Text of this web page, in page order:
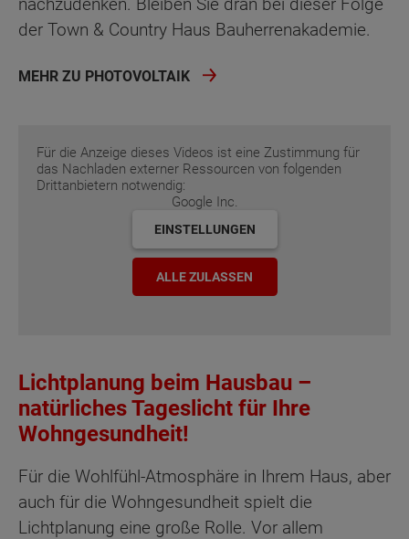
der Town & Country Haus Bauherrenakademie.
MEHR ZU PHOTOVOLTAIK
Für die Anzeige dieses Videos ist eine Zustimmung für
das Nachladen externer Ressourcen von folgenden
Drittanbietern notwendig:
Google Inc.
EINSTELLUNGEN
ALLE ZULASSEN
Lichtplanung beim Hausbau –
natürliches Tageslicht für Ihre
Wohngesundheit!
Für die Wohlfühl-Atmosphäre in Ihrem Haus, aber
auch für die Wohngesundheit spielt die
Lichtplanung eine große Rolle. Vor allem